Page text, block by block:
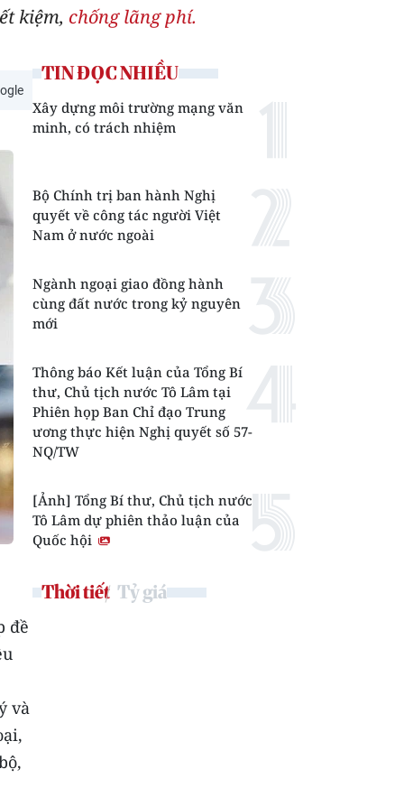
kiệm, chống lãng phí.
đề
và
TIN ĐỌC NHIỀU
Xây dựng môi trường mạng văn
minh, có trách nhiệm
Bộ Chính trị ban hành Nghị
quyết về công tác người Việt
Nam ở nước ngoài
Ngành ngoại giao đồng hành
cùng đất nước trong kỷ nguyên
mới
Thông báo Kết luận của Tổng Bí
thư, Chủ tịch nước Tô Lâm tại
Phiên họp Ban Chỉ đạo Trung
ương thực hiện Nghị quyết số 57-
NQ/TW
[Ảnh] Tổng Bí thư, Chủ tịch nước
Tô Lâm dự phiên thảo luận của
Quốc hội
Thời tiết Tỷ giá